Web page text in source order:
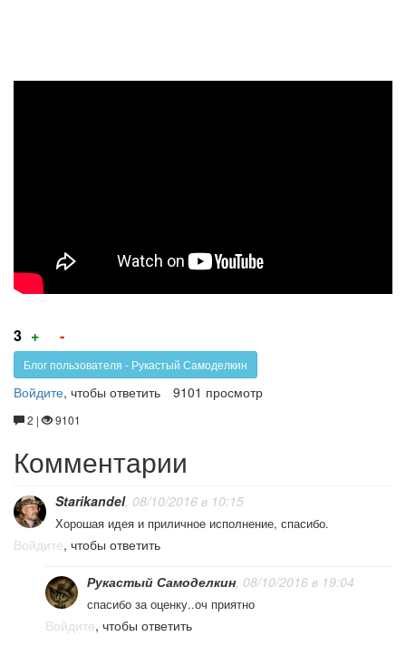
часов-
на
одном
аккумуляторе
3 +
за!
-
против!
Блог пользователя - Рукастый Самоделкин
Войдите, чтобы ответить 9101 просмотр
2 | 9101
Комментарии
Starikandel, 08/10/2016 в 10:15
Хорошая идея и приличное исполнение, спасибо.
Войдите, чтобы ответить
Рукастый Самоделкин , 08/10/2016 в 19:04
спасибо за оценку..оч приятно
Войдите, чтобы ответить